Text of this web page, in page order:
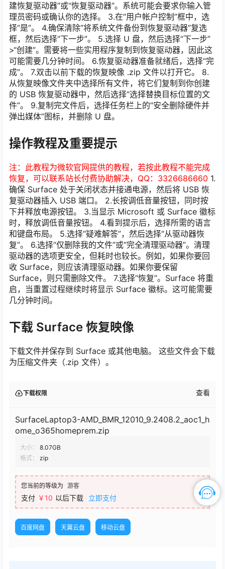
建恢复驱动器”或“恢复驱动器”。系统可能会要求你输入管
理员密码或确认你的选择。 3.在“用户帐户控制”框中，选
择“是”。 4.确保清除“将系统文件备份到恢复驱动器”复选
框，然后选择“下一步”。 5.选择 U 盘，然后选择“下一步”
>“创建”。需要将一些实用程序复制到恢复驱动器，因此这
可能需要几分钟时间。 6.恢复驱动器准备就绪后，选择“完
成”。 7.双击以前下载的恢复映像 .zip 文件以打开它。 8.
从恢复映像文件夹中选择所有文件，将它们复制到你创建
的 USB 恢复驱动器中，然后选择“选择替换目标位置的文
件”。 9.复制完文件后，选择任务栏上的“安全删除硬件并
弹出媒体”图标，并删除 U 盘。
操作教程及重要提示
注：此教程为微软官网提供的教程，若按此教程不能完成
恢复，可以联系站长付费协助解决，QQ：3326686660 1.
确保 Surface 处于关闭状态并接通电源，然后将 USB 恢
复驱动器插入 USB 端口。 2.长按调低音量按钮，同时按
下并释放电源按钮。 3.当显示 Microsoft 或 Surface 徽标
时，释放调低音量按钮。 4.看到提示后，选择所需的语言
和键盘布局。 5.选择“疑难解答”，然后选择“从驱动器恢
复”。 6.选择“仅删除我的文件”或“完全清理驱动器”。清理
驱动器的选项更安全，但耗时也较长。例如，如果你要回
收 Surface，则应该清理驱动器。如果你要保留
Surface，则只需删除文件。 7.选择“恢复”。Surface 将重
启，当重置过程继续时将显示 Surface 徽标。这可能需要
几分钟时间。
下载 Surface 恢复映像
下载文件并保存到 Surface 或其他电脑。 这些文件会下载
为压缩文件夹（.zip 文件）。
下载权限 查看
SurfaceLaptop3-AMD_BMR_12010_9.2408.2_aoc1_h
ome_o365homeprem.zip
大小：
8.07GB
格式：
zip
您当前的等级为 游客
支付 ￥10 以后下载 立即支付
百度网盘 天翼云盘 移动云盘